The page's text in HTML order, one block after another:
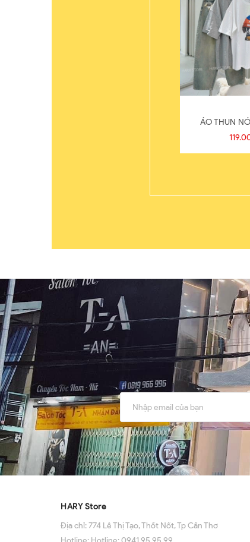
ÁO THUN
HARY Store
Địa chỉ:774 Lê Thị Tạo, Thốt Nốt, Tp Cần Thơ